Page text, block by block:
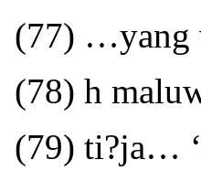
(77) …yang
(78) h
(79) ti?ja…